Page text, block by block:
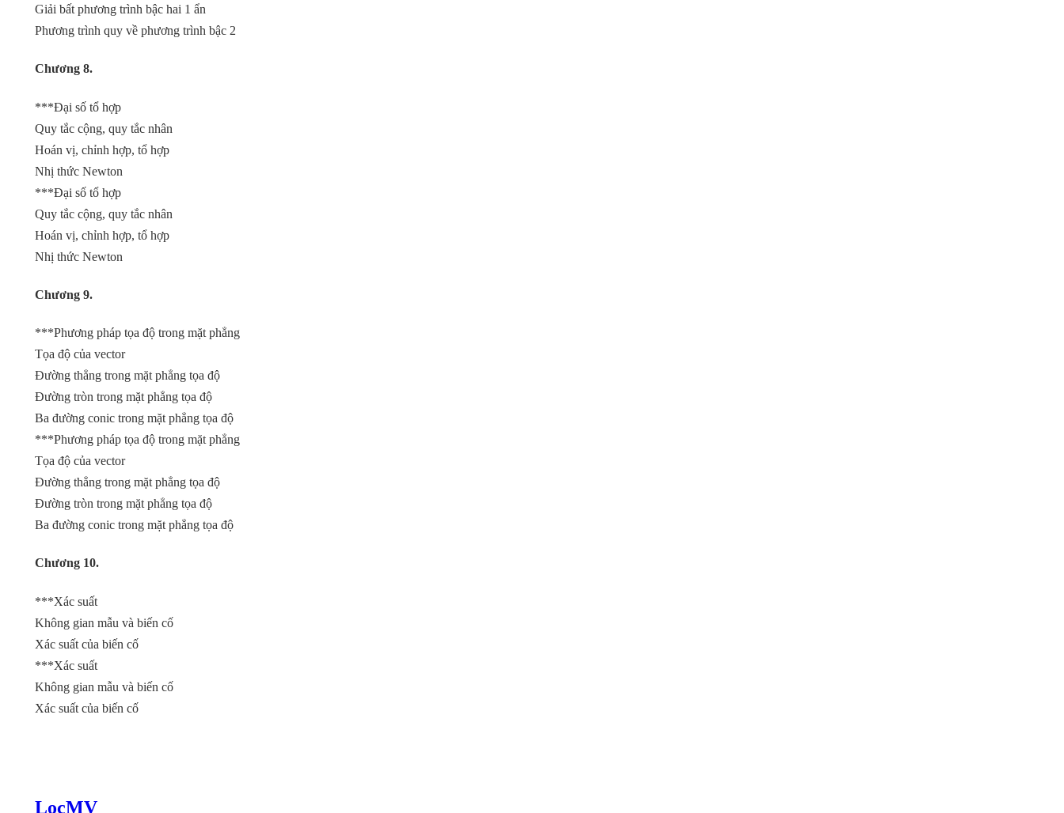
Giải bất phương trình bậc hai 1 ẩn
Phương trình quy về phương trình bậc 2
Chương 8.
***Đại số tổ hợp
Quy tắc cộng, quy tắc nhân
Hoán vị, chỉnh hợp, tổ hợp
Nhị thức Newton
***Đại số tổ hợp
Quy tắc cộng, quy tắc nhân
Hoán vị, chỉnh hợp, tổ hợp
Nhị thức Newton
Chương 9.
***Phương pháp tọa độ trong mặt phẳng
Tọa độ của vector
Đường thẳng trong mặt phẳng tọa độ
Đường tròn trong mặt phẳng tọa độ
Ba đường conic trong mặt phẳng tọa độ
***Phương pháp tọa độ trong mặt phẳng
Tọa độ của vector
Đường thẳng trong mặt phẳng tọa độ
Đường tròn trong mặt phẳng tọa độ
Ba đường conic trong mặt phẳng tọa độ
Chương 10.
***Xác suất
Không gian mẫu và biến cố
Xác suất của biến cố
***Xác suất
Không gian mẫu và biến cố
Xác suất của biến cố
LocMV